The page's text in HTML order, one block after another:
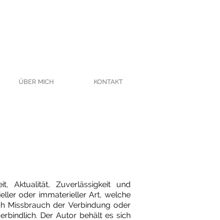
ÜBER MICH KONTAKT
Aktualität, Zuverlässigkeit und
oder immaterieller Art, welche
Missbrauch der Verbindung oder
Der Autor behält es sich